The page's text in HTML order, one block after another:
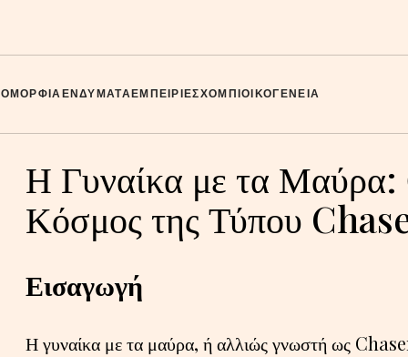
ΟΜΟΡΦΙΆΕΝΔΎΜΑΤΑΕΜΠΕΙΡΊΕΣΧΌΜΠΙΟΙΚΟΓΈΝΕΙΑ
Η Γυναίκα με τα Μαύρα:
Κόσμος της Τύπου
Εισαγωγή
Η γυναίκα με τα μαύρα, ή αλλιώς γνωστή ως